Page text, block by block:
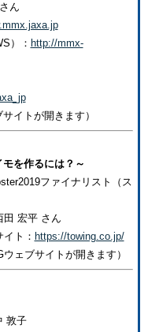
ん
）： http://mmx-
イトが開きます）
を作るには？～
ファイナリスト（ス
宏平 さん
ト： https://towing.co.jp/
ェブサイトが開きます）
敦子